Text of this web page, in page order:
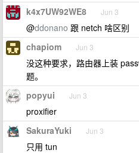
k4x7UW92WE8 Jun 3
@ddonano 跟 netch 啥区别
chapiom Jun 3
没这种要求，路由器上装
题。
popyui Jun 3
proxifier
SakuraYuki Jun 3
只用 tun